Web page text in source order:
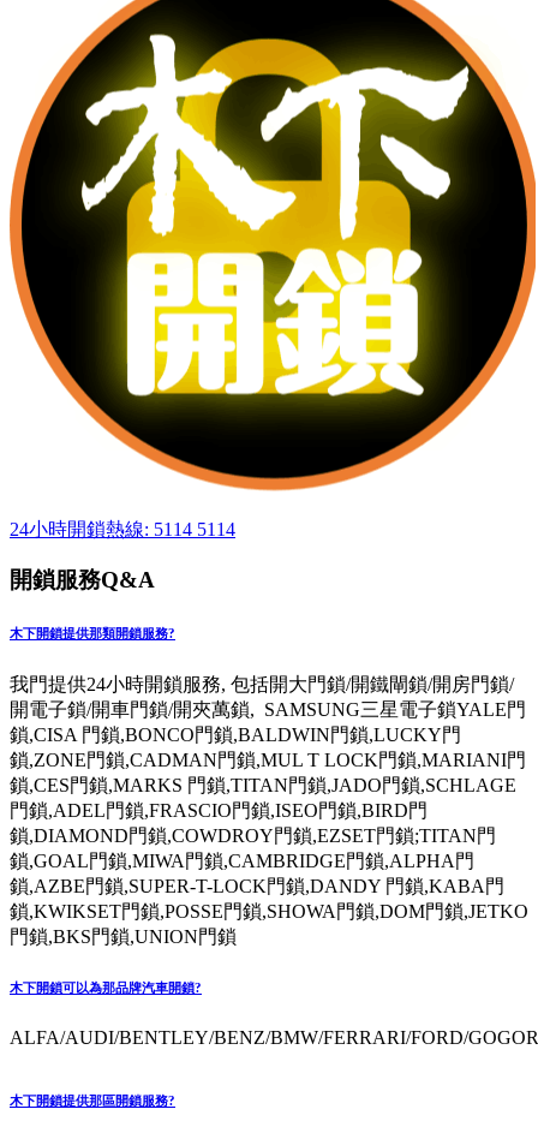
24小時開鎖熱線: 5114 5114
開鎖服務Q&A
木下開鎖提供那類開鎖服務?
我門提供24小時開鎖服務, 包括開大門鎖/開鐵閘鎖/開房門鎖/
開電子鎖/開車門鎖/開夾萬鎖, SAMSUNG三星電子鎖YALE門
鎖,CISA 門鎖,BONCO門鎖,BALDWIN門鎖,LUCKY門
鎖,ZONE門鎖,CADMAN門鎖,MUL T LOCK門鎖,MARIANI門
鎖,CES門鎖,MARKS 門鎖,TITAN門鎖,JADO門鎖,SCHLAGE
門鎖,ADEL門鎖,FRASCIO門鎖,ISEO門鎖,BIRD門
鎖,DIAMOND門鎖,COWDROY門鎖,EZSET門鎖;TITAN門
鎖,GOAL門鎖,MIWA門鎖,CAMBRIDGE門鎖,ALPHA門
鎖,AZBE門鎖,SUPER-T-LOCK門鎖,DANDY 門鎖,KABA門
鎖,KWIKSET門鎖,POSSE門鎖,SHOWA門鎖,DOM門鎖,JETKO
門鎖,BKS門鎖,UNION門鎖
木下開鎖可以為那品牌汽車開鎖?
ALFA/AUDI/BENTLEY/BENZ/BMW/FERRARI/FORD/
木下開鎖提供那區開鎖服務?